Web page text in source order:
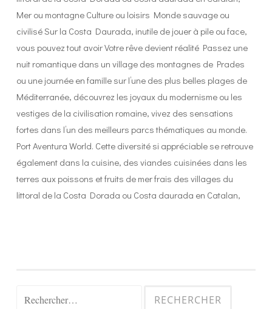
Mer ou montagne Culture ou loisirs Monde sauvage ou
civilisé Sur la Costa Daurada, inutile de jouer à pile ou face,
vous pouvez tout avoir Votre rêve devient réalité Passez une
nuit romantique dans un village des montagnes de Prades
ou une journée en famille sur l’une des plus belles plages de
Méditerranée, découvrez les joyaux du modernisme ou les
vestiges de la civilisation romaine, vivez des sensations
fortes dans l’un des meilleurs parcs thématiques au monde.
Port Aventura World. Cette diversité si appréciable se retrouve
également dans la cuisine, des viandes cuisinées dans les
terres aux poissons et fruits de mer frais des villages du
littoral de la Costa Dorada ou Costa daurada en Catalan,
Rechercher :